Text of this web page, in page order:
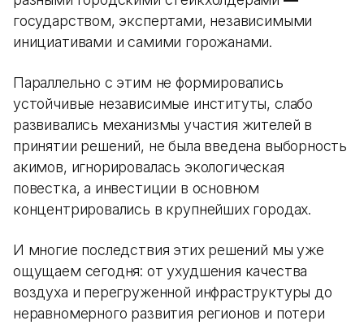
государством, экспертами, независимыми
инициативами и самими горожанами.
Параллельно с этим не формировались
устойчивые независимые институты, слабо
развивались механизмы участия жителей в
принятии решений, не была введена выборность
акимов, игнорировалась экологическая
повестка, а инвестиции в основном
концентрировались в крупнейших городах.
И многие последствия этих решений мы уже
ощущаем сегодня: от ухудшения качества
воздуха и перегруженной инфраструктуры до
неравномерного развития регионов и потери